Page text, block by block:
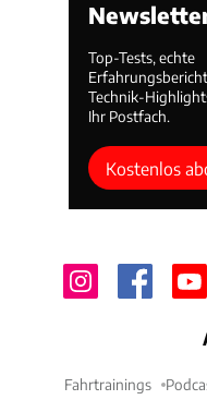
Top-Tests, echte
Technik-
Ihr Postfach.
Kostenlos
Fahrtrainings